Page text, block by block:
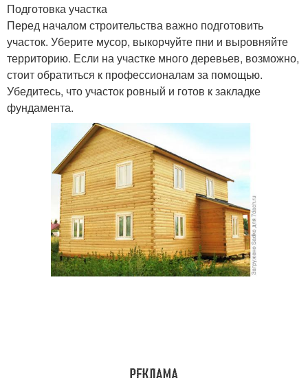
Подготовка участка
Перед началом строительства важно подготовить
участок. Уберите мусор, выкорчуйте пни и выровняйте
территорию. Если на участке много деревьев, возможно,
стоит обратиться к профессионалам за помощью.
Убедитесь, что участок ровный и готов к закладке
фундамента.